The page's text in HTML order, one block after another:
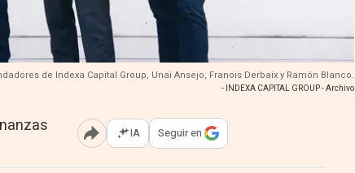
de Indexa Capital Group, Unai Ansejo, Franois Derbaix y Ramón Blanco.
- INDEXA CAPITAL GROUP - Archivo
Abrir opciones para compartir
IA Seguir en